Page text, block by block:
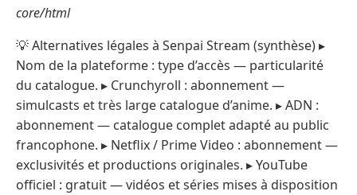
core/html
💡 Alternatives légales à Senpai Stream (synthèse) ▸
Nom de la plateforme : type d’accès — particularité
du catalogue. ▸ Crunchyroll : abonnement —
simulcasts et très large catalogue d’anime. ▸ ADN :
abonnement — catalogue complet adapté au public
francophone. ▸ Netflix / Prime Video : abonnement —
exclusivités et productions originales. ▸ YouTube
officiel : gratuit — vidéos et séries mises à disposition